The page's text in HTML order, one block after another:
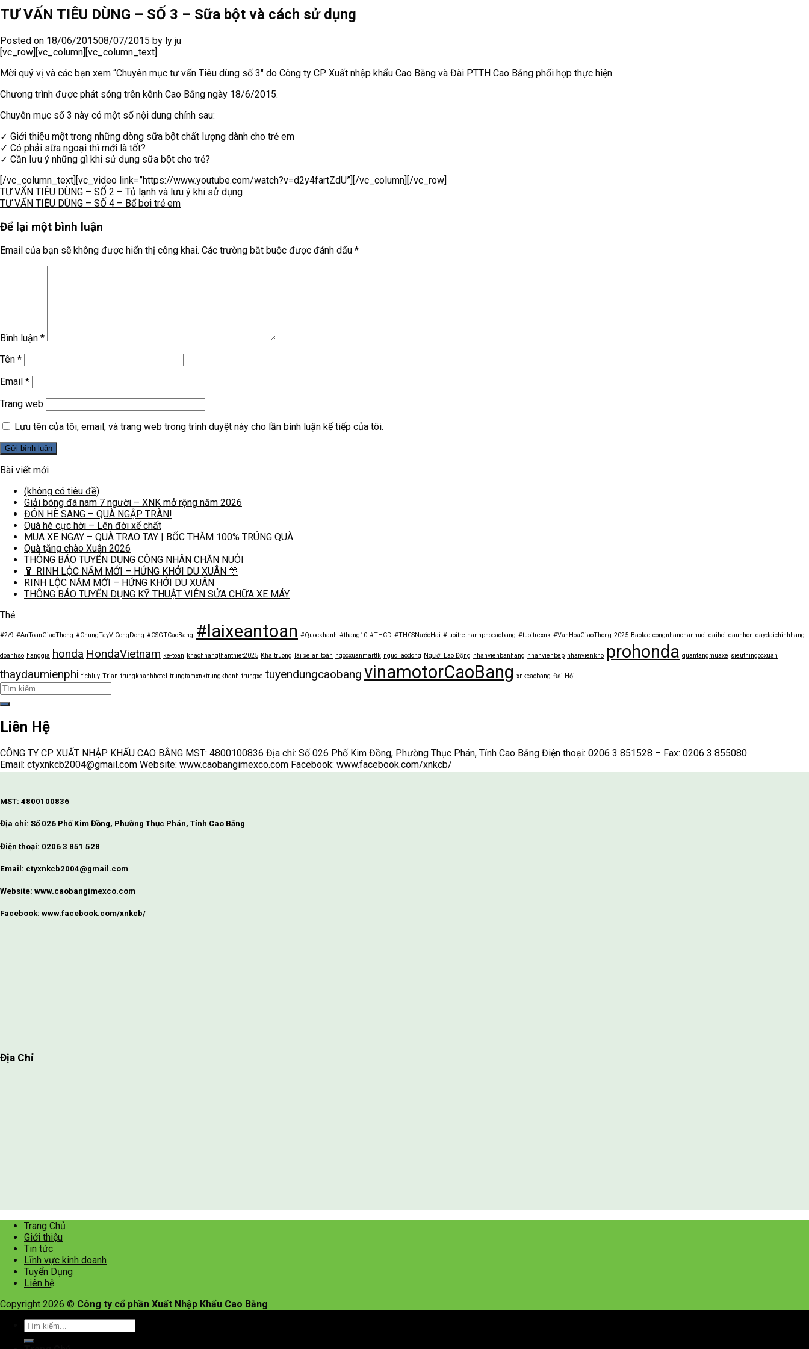
TƯ VẤN TIÊU DÙNG – SỐ 3 – Sữa bột và cách sử dụng
Posted on 18/06/201508/07/2015 by ly ju
[vc_row][vc_column][vc_column_text]
Mời quý vị và các bạn xem “Chuyên mục tư vấn Tiêu dùng số 3″ do Công ty CP Xuất nhập khẩu Cao Bằng và Đài PTTH Cao Bằng phối hợp thực hiện.
Chương trình được phát sóng trên kênh Cao Bằng ngày 18/6/2015.
Chuyên mục số 3 này có một số nội dung chính sau:
✓ Giới thiệu một trong những dòng sữa bột chất lượng dành cho trẻ em
✓ Có phải sữa ngoại thì mới là tốt?
✓ Cần lưu ý những gì khi sử dụng sữa bột cho trẻ?
[/vc_column_text][vc_video link=”https://www.youtube.com/watch?v=d2y4fartZdU”][/vc_column][/vc_row]
TƯ VẤN TIÊU DÙNG – SỐ 2 – Tủ lạnh và lưu ý khi sử dụng
TƯ VẤN TIÊU DÙNG – SỐ 4 – Bể bơi trẻ em
Để lại một bình luận
Email của bạn sẽ không được hiển thị công khai. Các trường bắt buộc được đánh dấu *
Bình luận *
Tên *
Email *
Trang web
Lưu tên của tôi, email, và trang web trong trình duyệt này cho lần bình luận kế tiếp của tôi.
Bài viết mới
(không có tiêu đề)
Giải bóng đá nam 7 người – XNK mở rộng năm 2026
ĐÓN HÈ SANG – QUÀ NGẬP TRÀN!
Quà hè cực hời – Lên đời xế chất
MUA XE NGAY – QUÀ TRAO TAY | BỐC THĂM 100% TRÚNG QUÀ
Quà tặng chào Xuân 2026
THÔNG BÁO TUYỂN DỤNG CÔNG NHÂN CHĂN NUÔI
🧧 RINH LỘC NĂM MỚI – HỨNG KHỞI DU XUÂN 🎊
RINH LỘC NĂM MỚI – HỨNG KHỞI DU XUÂN
THÔNG BÁO TUYỂN DỤNG KỸ THUẬT VIÊN SỬA CHỮA XE MÁY
Thẻ
#2/9 #AnToanGiaoThong #ChungTayViCongDong #CSGTCaoBang #laixeantoan #Quockhanh #thang10 #THCD #THCSNướcHai #tuoitrethanhphocaobang #tuoitrexnk #VanHoaGiaoThong 2025 Baolac congnhanchannuoi daihoi daunhon daydaichinhhang
doanhso hanggia honda HondaVietnam ke-toan khachhangthanthiet2025 Khaitruong lái xe an toàn ngocxuanmarttk nguoilaodong Người Lao Động nhanvienbanhang nhanvienbep nhanvienkho prohonda quantangmuaxe sieuthingocxuan
thaydaumienphi tichluy Trian trungkhanhhotel trungtamxnktrungkhanh trungxe tuyendungcaobang vinamotorCaoBang xnkcaobang Đại Hội
Liên Hệ
CÔNG TY CP XUẤT NHẬP KHẨU CAO BẰNG MST: 4800100836 Địa chỉ: Số 026 Phố Kim Đồng, Phường Thục Phán, Tỉnh Cao Bằng Điện thoại: 0206 3 851528 – Fax: 0206 3 855080
Email: ctyxnkcb2004@gmail.com Website: www.caobangimexco.com Facebook: www.facebook.com/xnkcb/
MST: 4800100836
Địa chỉ: Số 026 Phố Kim Đồng, Phường Thục Phán, Tỉnh Cao Bằng
Điện thoại: 0206 3 851 528
Email: ctyxnkcb2004@gmail.com
Website: www.caobangimexco.com
Facebook: www.facebook.com/xnkcb/
Địa Chỉ
Trang Chủ
Giới thiệu
Tin tức
Lĩnh vực kinh doanh
Tuyển Dụng
Liên hệ
Copyright 2026 © Công ty cổ phần Xuất Nhập Khẩu Cao Bằng